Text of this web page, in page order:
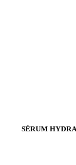
SÉRUM